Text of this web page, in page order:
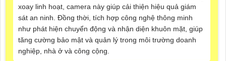
xoay linh hoạt, camera này giúp cải thiện hiệu quả giám
sát an ninh. Đồng thời, tích hợp công nghệ thông minh
như phát hiện chuyển động và nhận diện khuôn mặt, giúp
tăng cường bảo mật và quản lý trong môi trường doanh
nghiệp, nhà ở và công cộng.